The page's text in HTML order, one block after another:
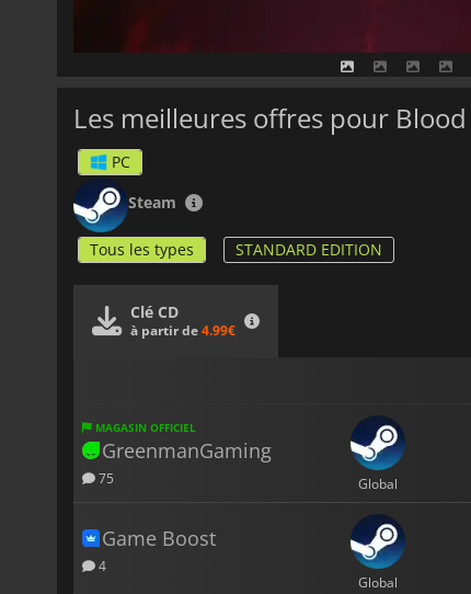
Les meilleures offres pour
PC
Steam
Tous les types STANDARD EDITION
Clé CD
à partir de4.99€
MAGASIN OFFICIEL
GreenmanGaming
75 Global
Game Boost
4
Global